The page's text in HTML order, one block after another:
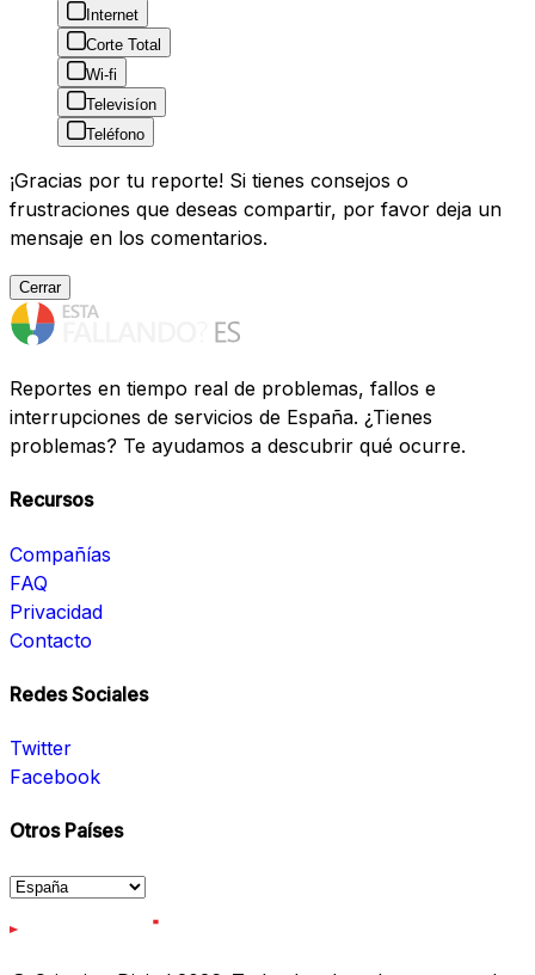
Internet
Corte Total
Wi-fi
Televisíon
Teléfono
¡Gracias por tu reporte! Si tienes consejos o
frustraciones que deseas compartir, por favor deja un
mensaje en los comentarios.
Cerrar
Reportes en tiempo real de problemas, fallos e
interrupciones de servicios de España. ¿Tienes
problemas? Te ayudamos a descubrir qué ocurre.
Recursos
Compañías
FAQ
Privacidad
Contacto
Redes Sociales
Twitter
Facebook
Otros Países